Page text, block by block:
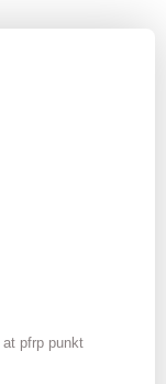
at pfrp punkt